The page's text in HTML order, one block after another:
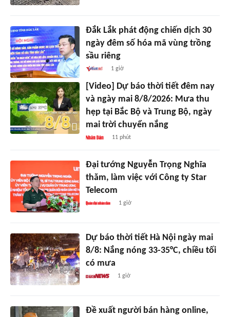
Đắk Lắk phát động chiến dịch 30
ngày đêm số hóa mã vùng trồng
sầu riêng
1 giờ
[Video] Dự báo thời tiết đêm nay
và ngày mai 8/8/2026: Mưa thu
hẹp tại Bắc Bộ và Trung Bộ, ngày
mai trời chuyển nắng
11 phút
Đại tướng Nguyễn Trọng Nghĩa
thăm, làm việc với Công ty Star
Telecom
1 giờ
Dự báo thời tiết Hà Nội ngày mai
8/8: Nắng nóng 33-35°C, chiều tối
có mưa
1 giờ
Đề xuất người bán hàng online,